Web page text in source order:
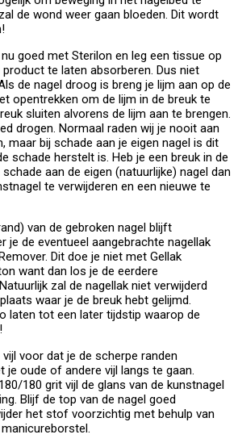
de wond weer gaan bloeden. Dit wordt
goed met Sterilon en leg een tissue op
te laten absorberen. Dus niet
de nagel droog is breng je lijm aan op de
opentrekken om de lijm in de breuk te
sluiten alvorens de lijm aan te brengen.
drogen. Normaal raden wij je nooit aan
maar bij schade aan je eigen nagel is dit
schade herstelt is. Heb je een breuk in de
aan de eigen (natuurlijke) nagel dan
te verwijderen en een nieuwe te
van de gebroken nagel blijft
je de eventueel aangebrachte nagellak
Dit doe je niet met Gellak
want dan los je de eerdere
zal de nagellak niet verwijderd
waar je de breuk hebt gelijmd.
laten tot een later tijdstip waarop de
voor dat je de scherpe randen
je oude of andere vijl langs te gaan.
180 grit vijl de glans van de kunstnagel
Blijf de top van de nagel goed
het stof voorzichtig met behulp van